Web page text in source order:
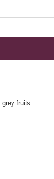
grey fruits